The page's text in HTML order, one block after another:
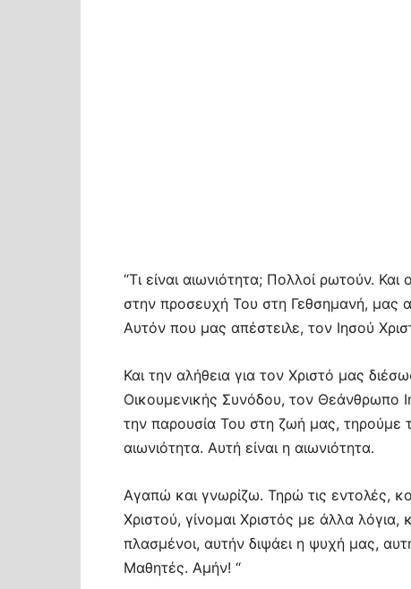
“Τι είναι αιωνιότητα; Πολλοί ρωτούν.
στην προσευχή Του στη Γεθσημανή, μας
Αυτόν που μας απέστειλε, τον Ιησού
Και την αλήθεια για τον Χριστό μας
Οικουμενικής Συνόδου, τον Θεάνθρωπο
την παρουσία Του στη ζωή μας, τηρούμε
αιωνιότητα. Αυτή είναι η αιωνιότητα.
Αγαπώ και γνωρίζω. Τηρώ τις εντολές,
Χριστού, γίνομαι Χριστός με άλλα λόγια,
πλασμένοι, αυτήν διψάει η ψυχή μας,
Μαθητές. Αμήν! “